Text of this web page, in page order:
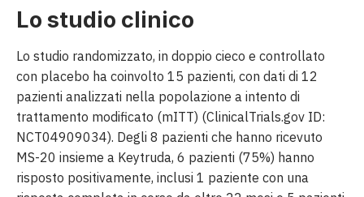
Lo studio clinico
Lo studio randomizzato, in doppio cieco e controllato
con placebo ha coinvolto 15 pazienti, con dati di 12
pazienti analizzati nella popolazione a intento di
trattamento modificato (mITT) (ClinicalTrials.gov ID:
NCT04909034). Degli 8 pazienti che hanno ricevuto
MS-20 insieme a Keytruda, 6 pazienti (75%) hanno
risposto positivamente, inclusi 1 paziente con una